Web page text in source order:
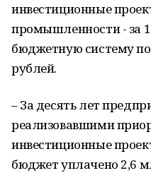
инвестиционные
промышленности - за
бюджетную систему
рублей.
– За десять лет
реализовавшими
инвестиционные
бюджет уплачено 2,6